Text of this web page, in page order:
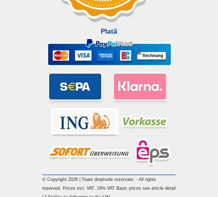
Plată
© Copyright 2026 | Toate drepturile rezervate. - All rights
reserved. Prices incl. VAT. 19% VAT Basic prices see article detail